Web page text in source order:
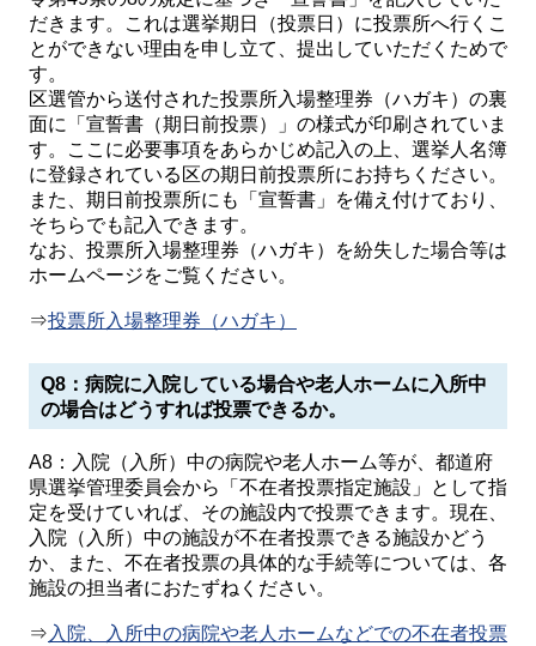
だきます。これは選挙期日（投票日）に投票所へ行くこ
とができない理由を申し立て、提出していただくためで
す。
区選管から送付された投票所入場整理券（ハガキ）の裏
面に「宣誓書（期日前投票）」の様式が印刷されていま
す。ここに必要事項をあらかじめ記入の上、選挙人名簿
に登録されている区の期日前投票所にお持ちください。
また、期日前投票所にも「宣誓書」を備え付けており、
そちらでも記入できます。
なお、投票所入場整理券（ハガキ）を紛失した場合等は
ホームページをご覧ください。
⇒投票所入場整理券（ハガキ）
Q8：病院に入院している場合や老人ホームに入所中
の場合はどうすれば投票できるか。
A8：入院（入所）中の病院や老人ホーム等が、都道府
県選挙管理委員会から「不在者投票指定施設」として指
定を受けていれば、その施設内で投票できます。現在、
入院（入所）中の施設が不在者投票できる施設かどう
か、また、不在者投票の具体的な手続等については、各
施設の担当者におたずねください。
⇒ 入院、入所中の病院や老人ホームなどでの不在者投票